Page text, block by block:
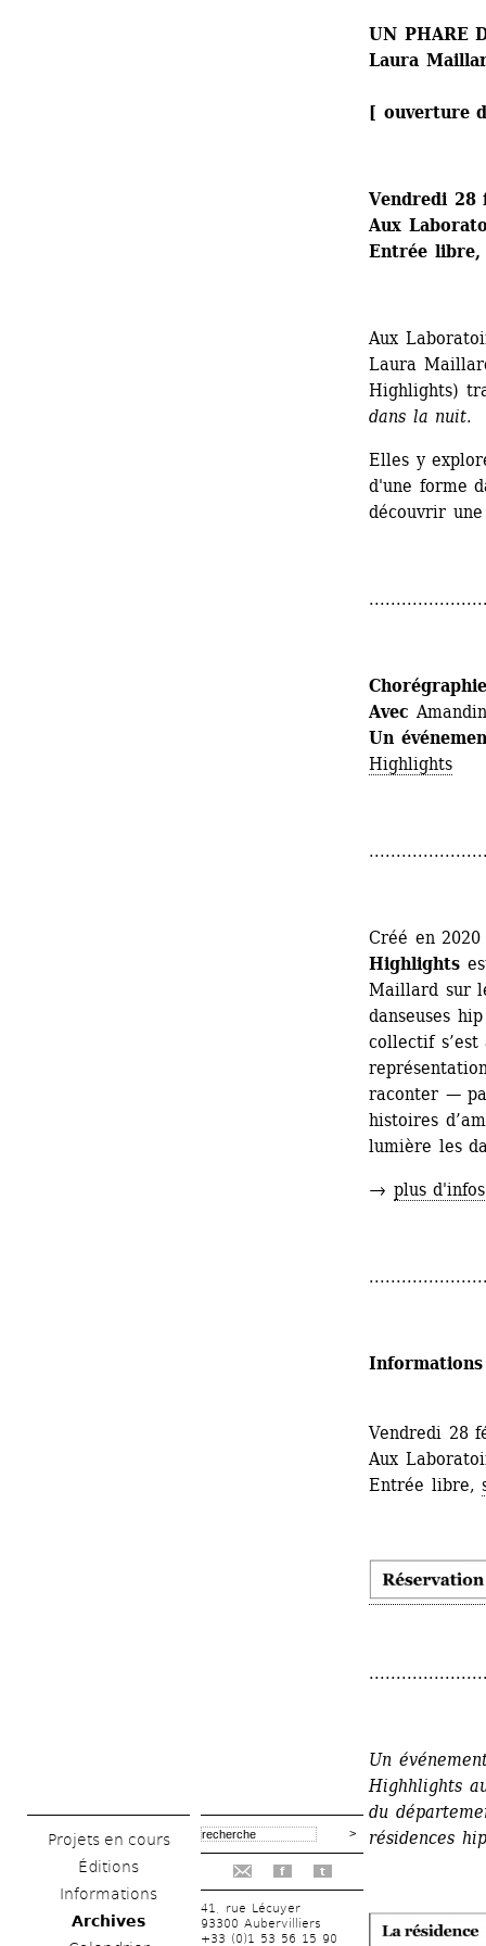
Projets en cours
Éditions
Informations
Archives
f t
41, rue Lécuyer
93300 Aubervilliers
+33 (0)1 53 56 15 90
UN PHARE
Laura
[ ouverture
Vendredi 28
Aux
Entrée
Aux
Laura
Highlights)
dans la nuit.
Elles y
d'une forme
découvrir
Chorégraphie
Avec
Un
Highlights
Créé en
Highlights
Maillard sur
danseuses
collectif
raconter —
histoires
lumière les
→ plus d'infos
Vendredi 28
Aux
Entrée libre,
Un
Highhlights
du
résidences